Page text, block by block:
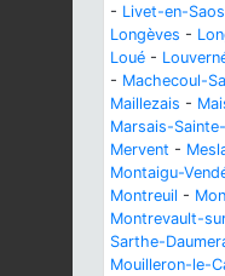
- Livet-en-
Longèves -
Loué -
- Machecoul-
Maillezais -
Marsais-
Mervent -
Montaigu-
Montreuil -
Montrevault-
Sarthe-
Mouilleron-le-